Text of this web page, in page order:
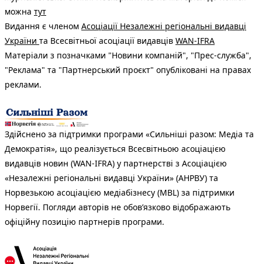
можна тут
Видання є членом Асоціації Незалежні регіональні видавці
України та Всесвітньої асоціації видавців WAN-IFRA
Матеріали з позначками "Новини компаній", "Прес-служба",
"Реклама" та "Партнерський проєкт" опубліковані на правах
реклами.
Здійснено за підтримки програми «Сильніші разом: Медіа та
Демократія», що реалізується Всесвітньою асоціацією
видавців новин (WAN-IFRA) у партнерстві з Асоціацією
«Незалежні регіональні видавці України» (АНРВУ) та
Норвезькою асоціацією медіабізнесу (MBL) за підтримки
Норвегії. Погляди авторів не обов’язково відображають
офіційну позицію партнерів програми.